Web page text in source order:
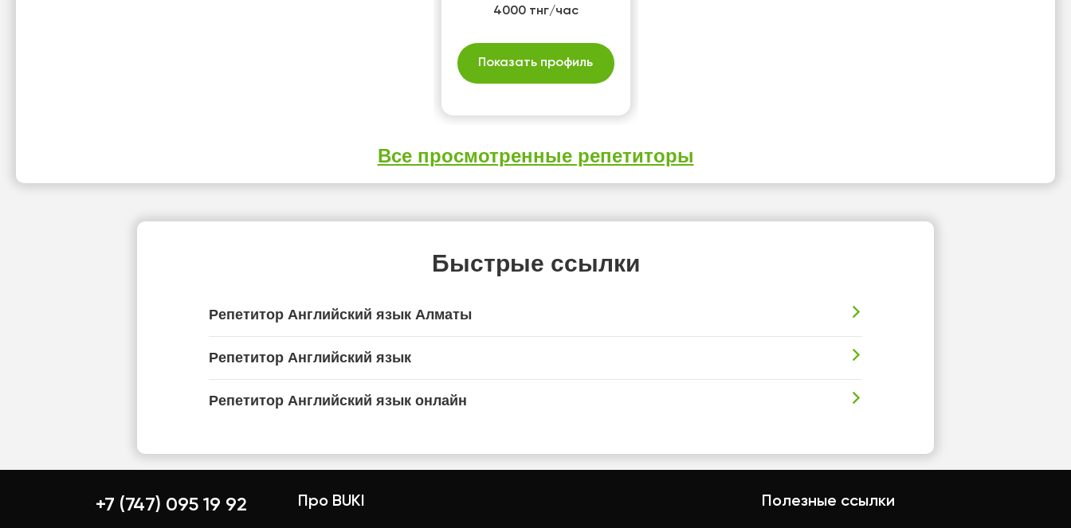
4000 тнг/час
Показать профиль
Все просмотренные репетиторы
Быстрые ссылки
Репетитор Английский язык Алматы
Репетитор Английский язык
Репетитор Английский язык онлайн
+7 (747) 095 19 92 Про BUKI Полезные ссылки